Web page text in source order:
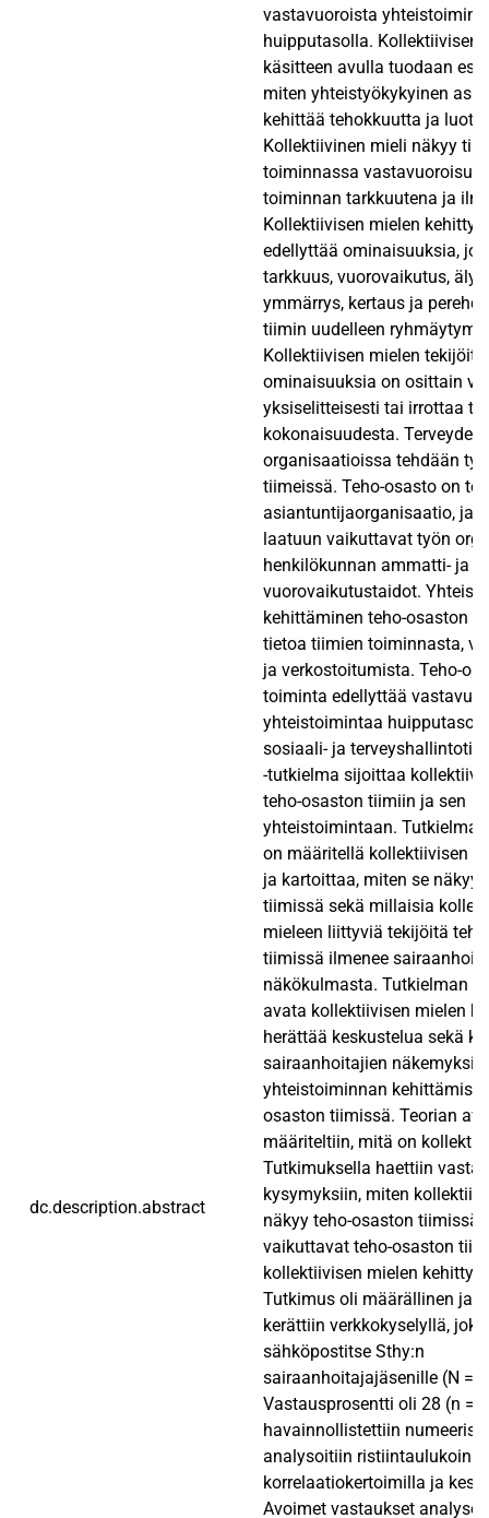
dc.description.abstract
vastavuoroista
huipputasolla. Kollektiivisen
käsitteen avulla tuodaan
miten yhteistyökykyinen
kehittää tehokkuutta ja
Kollektiivinen mieli näkyy
toiminnassa
toiminnan tarkkuutena ja
Kollektiivisen mielen
edellyttää ominaisuuksia,
tarkkuus, vuorovaikutus,
ymmärrys, kertaus ja
tiimin uudelleen
Kollektiivisen mielen
ominaisuuksia on osittain
yksiselitteisesti tai irrottaa
kokonaisuudesta.
organisaatioissa tehdään
tiimeissä. Teho-osasto on
asiantuntijaorganisaatio, ja
laatuun vaikuttavat työn
henkilökunnan ammatti- ja
vuorovaikutustaidot.
kehittäminen teho-osaston
tietoa tiimien toiminnasta,
ja verkostoitumista. Teho-
toiminta edellyttää
yhteistoimintaa
sosiaali- ja
-tutkielma sijoittaa
teho-osaston tiimiin ja sen
yhteistoimintaan.
on määritellä kollektiivisen
ja kartoittaa, miten se näkyy
tiimissä sekä millaisia
mieleen liittyviä tekijöitä
tiimissä ilmenee
näkökulmasta. Tutkielman
avata kollektiivisen mielen
herättää keskustelua sekä
sairaanhoitajien näkemyksiä
yhteistoiminnan
osaston tiimissä. Teorian
määriteltiin, mitä on
Tutkimuksella haettiin
kysymyksiin, miten
näkyy teho-osaston tiimissä
vaikuttavat teho-osaston
kollektiivisen mielen
Tutkimus oli määrällinen ja
kerättiin verkkokyselyllä,
sähköpostitse Sthy:n
sairaanhoitajajäsenille (N =
Vastausprosentti oli 28 (n =
havainnollistettiin
analysoitiin
korrelaatiokertoimilla ja
Avoimet vastaukset